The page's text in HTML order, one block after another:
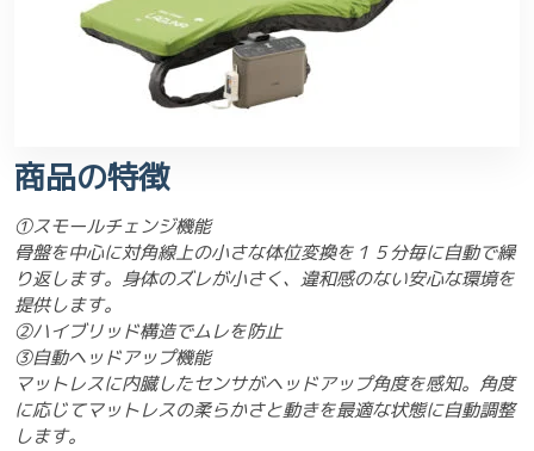
商品の特徴
①スモールチェンジ機能
骨盤を中心に対角線上の小さな体位変換を１５分毎に自動で繰
り返します。身体のズレが小さく、違和感のない安心な環境を
提供します。
②ハイブリッド構造でムレを防止
③自動ヘッドアップ機能
マットレスに内臓したセンサがヘッドアップ角度を感知。角度
に応じてマットレスの柔らかさと動きを最適な状態に自動調整
します。